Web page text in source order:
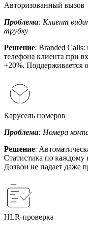
Авторизованный вызов
Проблема: Клиент
трубку
Решение: Branded Calls:
телефона клиента при
+20%. Поддерживается
Карусель номеров
Проблема: Номера
Решение:
Статистика по каждому
Дозвон не падает даже
HLR-проверка